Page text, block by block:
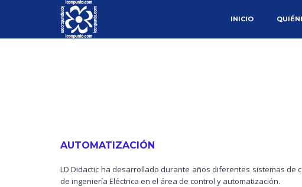
MAIN MENU
SKIP TO PRIMARY
SKIP TO SECONDARY
INICIO
AUTOMATIZACIÓN
LD Didactic ha desarrollado durante años diferentes sistemas de
de ingeniería Eléctrica en el área de control y automatización.